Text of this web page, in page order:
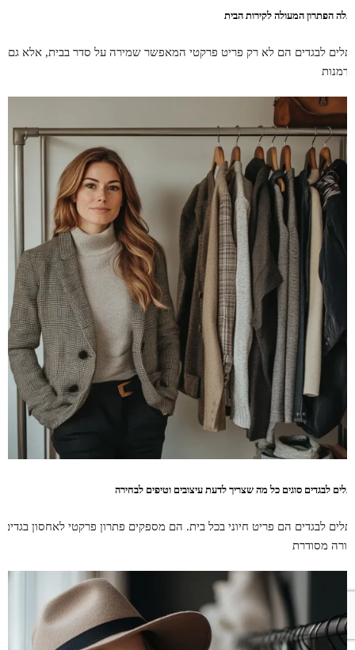
הפתרון המעולה לקירות הבית
לבגדים הם לא רק פריט פרקטי המאפשר שמירה על סדר בבית, אלא גם
לבגדים סוגים כל מה שצריך לדעת עיצובים וטיפים לבחירה
לבגדים הם פריט חיוני בכל בית. הם מספקים פתרון פרקטי לאחסון בגדים
מסודרת